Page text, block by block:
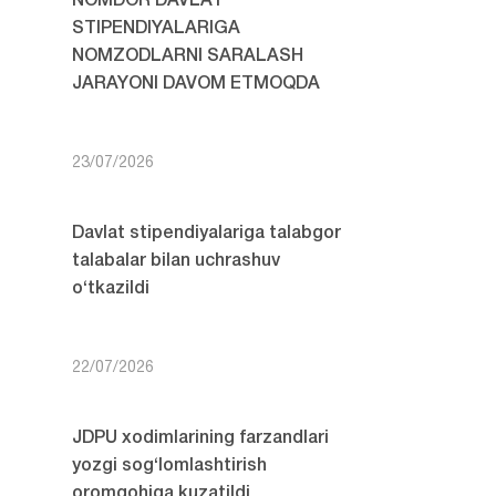
STIPENDIYALARIGA
NOMZODLARNI SARALASH
JARAYONI DAVOM ETMOQDA
23/07/2026
Davlat stipendiyalariga talabgor
talabalar bilan uchrashuv
o‘tkazildi
22/07/2026
JDPU xodimlarining farzandlari
yozgi sog‘lomlashtirish